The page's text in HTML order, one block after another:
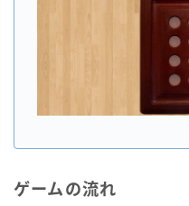
ゲームの流れ